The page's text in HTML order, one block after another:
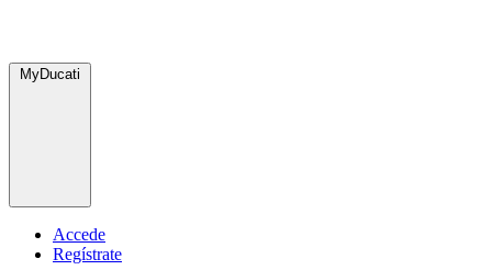
MyDucati
Accede
Regístrate